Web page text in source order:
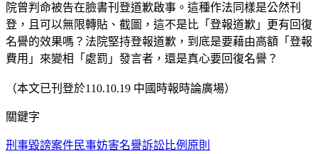
院曾判命被告在臉書刊登道歉啟事。這種作法同樣是公然刊
登，且可以無限轉貼、截圖，這不是比「登報道歉」更有回復
名譽的效果嗎？法院堅持登報道歉，到底是要藉由高額「登報
費用」來變相「處罰」發言者，還是真心要回復名譽？
（本文已刊登於110.10.19 中國時報時論廣場）
關鍵字
刑事毀謗案件民事妨害名譽訴訟比例原則